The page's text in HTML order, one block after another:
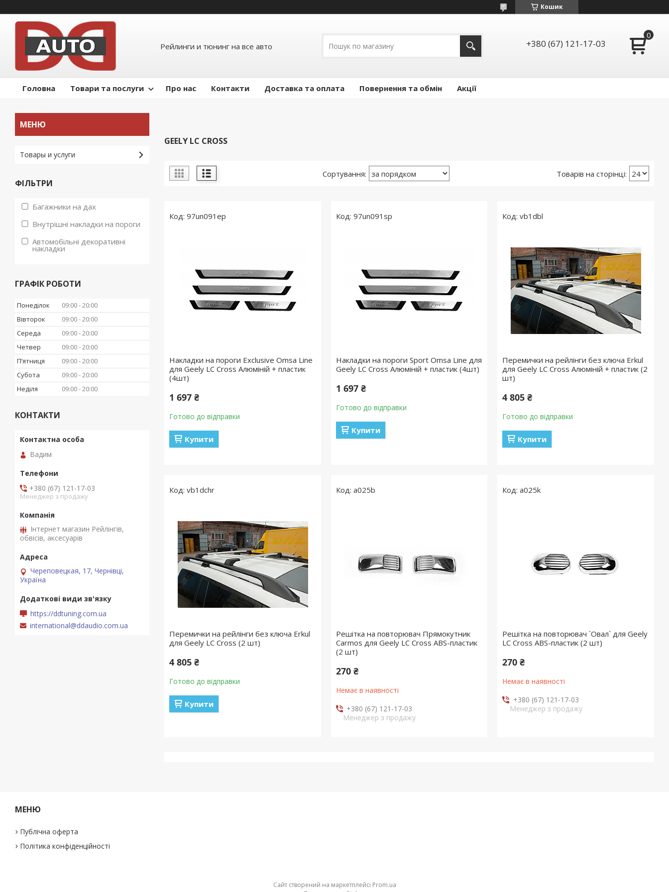
Кошик
Рейлинги и тюнинг на все авто +380 (67) 121-17-03
Головна Товари та послуги Про нас Контакти Доставка та оплата Повернення та обмін Акції
GEELY LC CROSS
97un091ep
Накладки на пороги Exclusive Omsa Line
для Geely LC Cross Алюміній + пластик
(4шт)
1 697 ₴
Готово до відправки
Купити
97un091sp
Накладки на пороги Sport Omsa Line для
Geely LC Cross Алюміній + пластик (4шт)
1 697 ₴
Готово до відправки
Купити
vb1dbl
Перемички на рейлінги без ключа Erkul
для Geely LC Cross Алюміній + пластик (2
шт)
4 805 ₴
Готово до відправки
Купити
vb1dchr
Перемички на рейлінги без ключа Erkul
для Geely LC Cross (2 шт)
4 805 ₴
Готово до відправки
Купити
a025b
Решітка на повторювач Прямокутник
Carmos для Geely LC Cross ABS-пластик
(2 шт)
270 ₴
Немає в наявності
+380 (67) 121-17-03
Менеджер з продажу
a025k
Решітка на повторювач `Овал` для Geely
LC Cross ABS-пластик (2 шт)
270 ₴
Немає в наявності
+380 (67) 121-17-03
Менеджер з продажу
Товары и услуги
ФІЛЬТРИ
Багажники на дах
Внутрішні накладки на пороги
Автомобільні декоративні
накладки
ГРАФІК РОБОТИ
Понеділок 09:00 20:00
Вівторок
09:00 20:00
Середа
09:00 20:00
Четвер
09:00 20:00
Пʼятниця
09:00 20:00
Субота
09:00 20:00
Неділя
09:00 20:00
КОНТАКТИ
Вадим
+380 (67) 121-17-03
Менеджер з продажу
Інтернет магазин Рейлінгів,
обвісів, аксесуарів
Череповецкая, 17, Чернівці,
Україна
https://ddtuning.com.ua
international@ddaudio.com.ua
МЕНЮ
Публічна оферта
Політика конфіденційності
Сайт створений на маркетплейсі Prom.ua